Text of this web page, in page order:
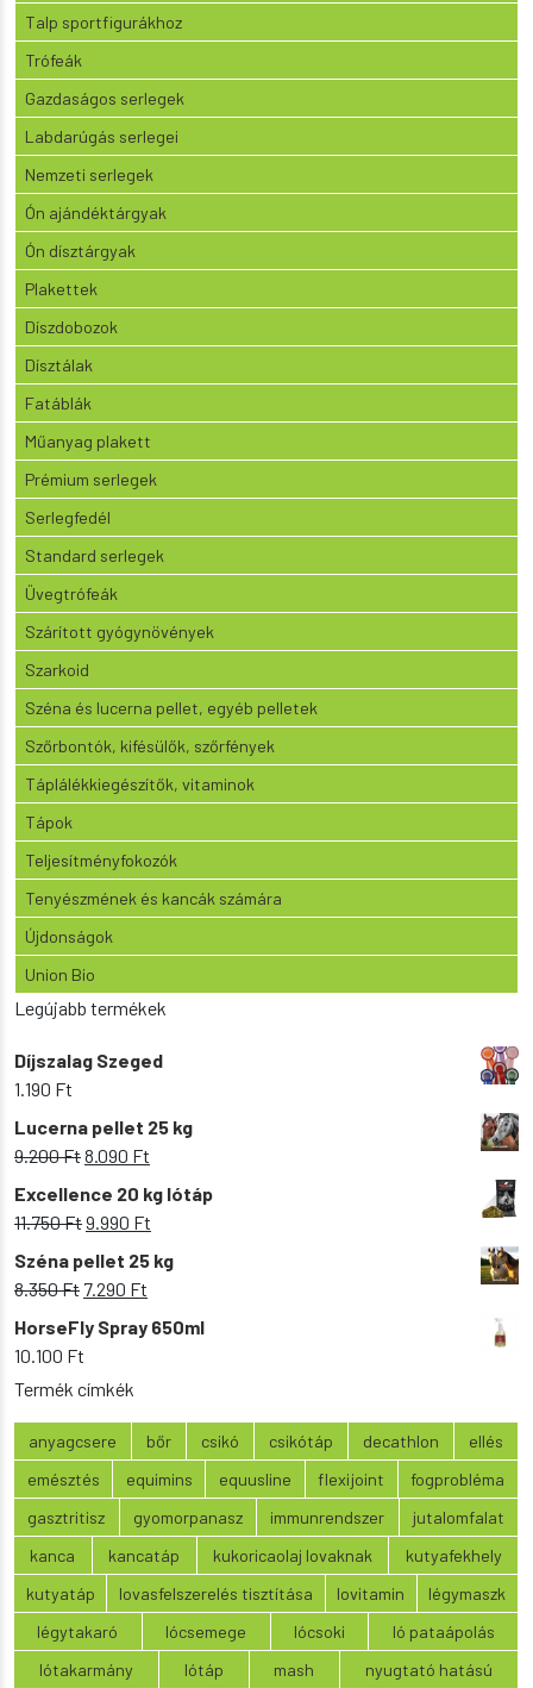
Talp sportfigurákhoz
Trófeák
Gazdaságos serlegek
Labdarúgás serlegei
Nemzeti serlegek
Ón ajándéktárgyak
Ón dísztárgyak
Plakettek
Díszdobozok
Dísztálak
Fatáblák
Műanyag plakett
Prémium serlegek
Serlegfedél
Standard serlegek
Üvegtrófeák
Szárított gyógynövények
Szarkoid
Széna és lucerna pellet, egyéb pelletek
Szőrbontók, kifésülők, szőrfények
Táplálékkiegészítők, vitaminok
Tápok
Teljesítményfokozók
Tenyészmének és kancák számára
Újdonságok
Union Bio
Legújabb termékek
Díjszalag Szeged
1.190 Ft
Lucerna pellet 25 kg
9.200FtOriginal
price
was:
8.090 Ft
price
is:
Excellence 20 kg lótáp
11.750FtOriginal
price
was:
9.990 Ft
price
is:
Széna pellet 25 kg
8.350Ft Original
price
was:
7.290 Ft
price
HorseFly Spray 650ml
10.100 Ft
Termék címkék
anyagcsere bőr csikó csikótáp decathlon
ellés
emésztés
equimins equusline flexijoint
fogprobléma
gasztritisz
gyomorpanasz immunrendszer
jutalomfalat
kanca
kancatáp kukoricaolaj lovaknak
kutyafekhely
kutyatáp
lovasfelszerelés tisztítása lovitamin
légymaszk
légytakaró
lócsemege lócsoki
ló pataápolás
lótakarmány
lótáp mash
nyugtató hatású